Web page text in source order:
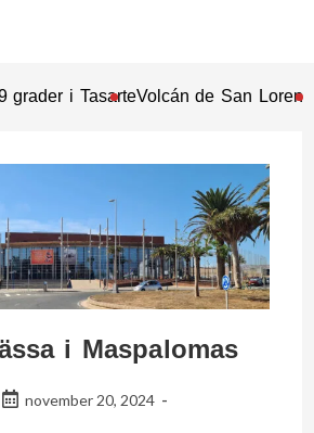
grader i TasarteVolcán de San
i Maspalomas
november 20, 2024